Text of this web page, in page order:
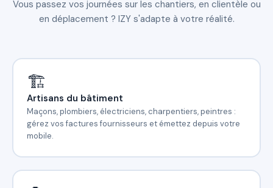
Vous passez vos journées sur les chantiers, en clientèle ou
en déplacement ? IZY s'adapte à votre réalité.
🏗️
Artisans du bâtiment
Maçons, plombiers, électriciens, charpentiers, peintres :
gérez vos factures fournisseurs et émettez depuis votre
mobile.